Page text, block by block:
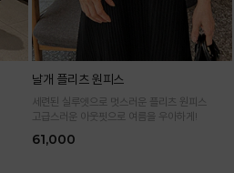
날개 플리츠 원피스
세련된 실루엣으로 멋스러운 플리츠 원피스
고급스러운 아웃핏으로 여름을 우아하게!
61,000